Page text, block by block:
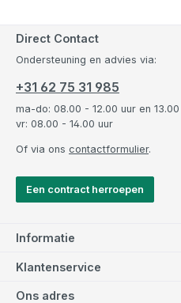
Direct Contact
Ondersteuning en advies via:
+31 62 75 31 985
ma-do: 08.00 - 12.00 uur en 13.00
vr: 08.00 - 14.00 uur
Of via ons contactformulier.
Een contract herroepen
Informatie
Klantenservice
Ons adres